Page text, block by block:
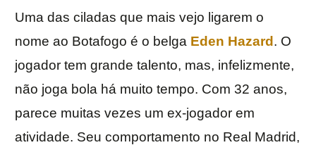
Uma das ciladas que mais vejo ligarem o
nome ao Botafogo é o belga Eden Hazard. O
jogador tem grande talento, mas, infelizmente,
não joga bola há muito tempo. Com 32 anos,
parece muitas vezes um ex-jogador em
atividade. Seu comportamento no Real Madrid,